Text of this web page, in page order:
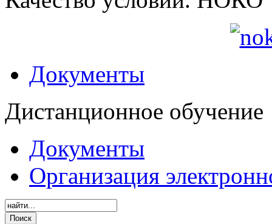
Документы
Дистанционное обучение
Документы
Организация